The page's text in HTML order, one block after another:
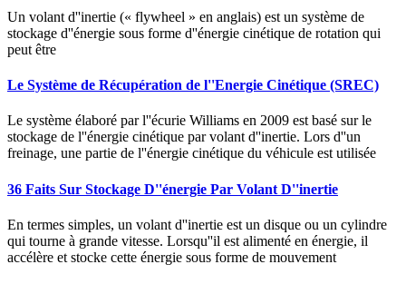
Un volant d''inertie (« flywheel » en anglais) est un système de
stockage d''énergie sous forme d''énergie cinétique de rotation qui
peut être
Le Système de Récupération de l''Energie Cinétique (SREC)
Le système élaboré par l''écurie Williams en 2009 est basé sur le
stockage de l''énergie cinétique par volant d''inertie. Lors d''un
freinage, une partie de l''énergie cinétique du véhicule est utilisée
36 Faits Sur Stockage D''énergie Par Volant D''inertie
En termes simples, un volant d''inertie est un disque ou un cylindre
qui tourne à grande vitesse. Lorsqu''il est alimenté en énergie, il
accélère et stocke cette énergie sous forme de mouvement